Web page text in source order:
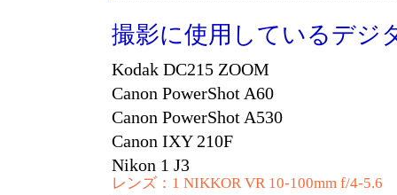
撮影に使用しているデジ
Kodak DC215 ZOOM
Canon PowerShot A60
Canon PowerShot A530
Canon IXY 210F
Nikon 1 J3
レンズ：1 NIKKOR VR 10-100mm f/4-5.6